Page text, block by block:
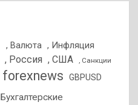
, Валюта , Инфляция
, Россия , США , Санкции
forexnews GBPUSD
Бухгалтерские